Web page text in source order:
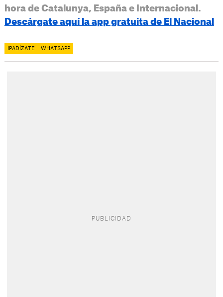
hora de Catalunya, España e Internacional.
Descárgate aquí la app gratuita de El Nacional
IPADÍZATE WHATSAPP